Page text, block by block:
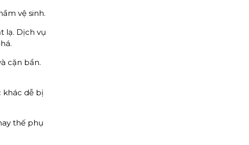
vệ sinh.
lạ. Dịch vụ
cặn bẩn.
khác dễ bị
thế phụ